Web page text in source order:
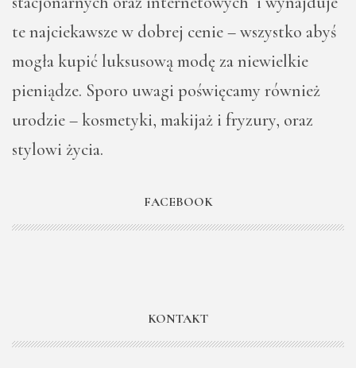
te najciekawsze w dobrej cenie – wszystko abyś
mogła kupić luksusową modę za niewielkie
pieniądze. Sporo uwagi poświęcamy również
urodzie – kosmetyki, makijaż i fryzury, oraz
stylowi życia.
FACEBOOK
KONTAKT